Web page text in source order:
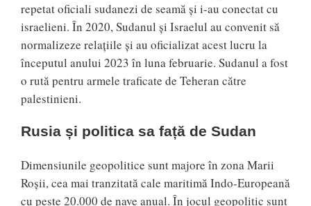
repetat oficiali sudanezi de seamă și i-au conectat cu
israelieni. În 2020, Sudanul și Israelul au convenit să
normalizeze relațiile și au oficializat acest lucru la
începutul anului 2023 în luna februarie. Sudanul a fost
o rută pentru armele traficate de Teheran către
palestinieni.
Rusia și politica sa față de Sudan
Dimensiunile geopolitice sunt majore în zona Marii
Roșii, cea mai tranzitată cale maritimă Indo-Europeană
cu peste 20.000 de nave anual. În jocul geopolitic sunt